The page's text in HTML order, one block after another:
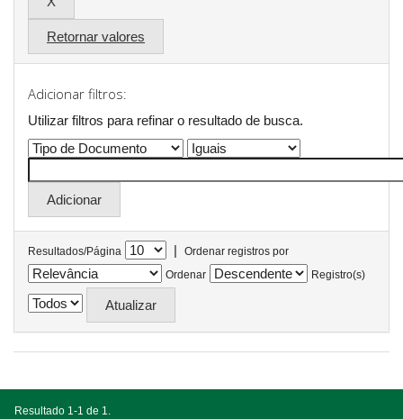
Retornar valores
Adicionar filtros:
Utilizar filtros para refinar o resultado de busca.
Resultados/Página |
Ordenar registros por
Ordenar
Registro(s)
Resultado 1-1 de 1.